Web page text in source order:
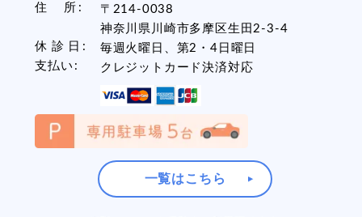
住 所
〒214-0038
神奈川県川崎市多摩区生田2-3-4
休 診 日
毎週火曜日、第2・4日曜日
支払い
クレジットカード決済対応
一覧はこちら